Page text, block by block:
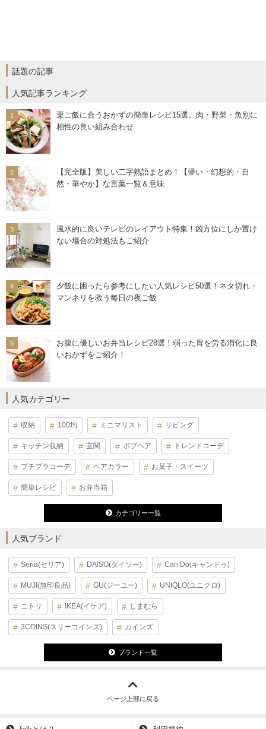
話題の記事
人気記事ランキング
栗ご飯に合うおかずの簡単レシピ15選。肉・野菜・魚別に
相性の良い組み合わせ
【完全版】美しい二字熟語まとめ！【儚い・幻想的・自
然・華やか】な言葉一覧＆意味
風水的に良いテレビのレイアウト特集！凶方位にしか置け
ない場合の対処法もご紹介
夕飯に困ったら参考にしたい人気レシピ50選！ネタ切れ・
マンネリを救う毎日の夜ご飯
お腹に優しいお弁当レシピ28選！弱った胃を労る消化に良
いおかずをご紹介！
人気カテゴリー
収納 100均 ミニマリスト リビング
キッチン収納 玄関 ボブヘア トレンドコーデ
プチプラコーデ ヘアカラー お菓子・スイーツ
簡単レシピ お弁当箱
カテゴリー一覧
人気ブランド
Seria(セリア) DAISO(ダイソー) Can Do(キャンドゥ)
MUJI(無印良品) GU(ジーユー) UNIQLO(ユニクロ)
ニトリ IKEA(イケア) しまむら
3COINS(スリーコインズ) カインズ
ブランド一覧
ページ上部に戻る